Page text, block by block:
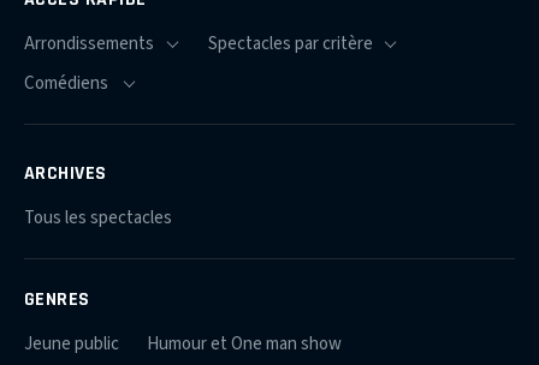
ARCHIVES
Tous les spectacles
GENRES
Jeune public
Humour et One man show